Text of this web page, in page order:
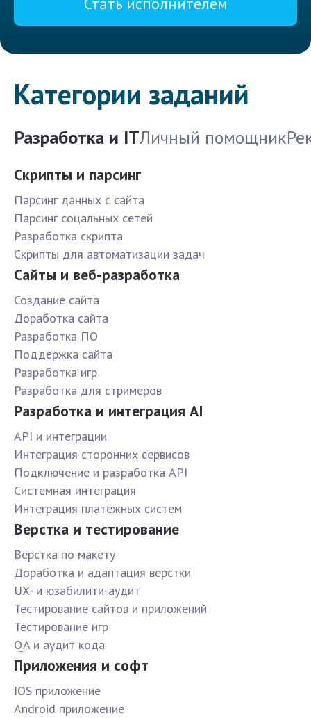
Категории заданий
Разработка и ITЛичный помощник
Скрипты и парсинг
Парсинг данных с сайта
Парсинг соцальных сетей
Разработка скрипта
Скрипты для автоматизации задач
Сайты и веб-разработка
Создание сайта
Доработка сайта
Разработка ПО
Поддержка сайта
Разработка игр
Разработка для стримеров
Разработка и интеграция AI
API и интеграции
Интеграция сторонних сервисов
Подключение и разработка API
Системная интеграция
Интеграция платёжных систем
Верстка и тестирование
Верстка по макету
Доработка и адаптация верстки
UX- и юзабилити-аудит
Тестирование сайтов и приложений
Тестирование игр
QA и аудит кода
Приложения и софт
IOS приложение
Android приложение